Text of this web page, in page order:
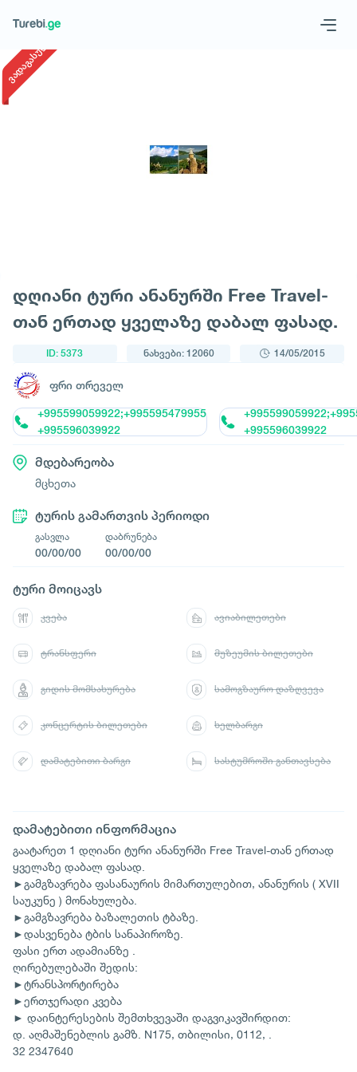
ვადაგასული
დღიანი ტური ანანურში Free Travel-
თან ერთად ყველაზე დაბალ ფასად.
ID: 5373 ნახვები: 12060 14/05/2015
ფრი თრეველ
+995599059922;+995595479955
+995596039922
+995596039922
მდებარეობა
მცხეთა
ტურის გამართვის პერიოდი
გასვლა
00/00/00
დაბრუნება
00/00/00
დამატებითი ინფორმაცია
გაატარეთ 1 დღიანი ტური ანანურში Free Travel-თან ერთად
ყველაზე დაბალ ფასად.
►გამგზავრება ფასანაურის მიმართულებით, ანანურის ( XVII
საუკუნე ) მონახულება.
►გამგზავრება ბაზალეთის ტბაზე.
►დასვენება ტბის სანაპიროზე.
ფასი ერთ ადამიანზე .
ღირებულებაში შედის:
►ტრანსპორტირება
►ერთჯერადი კვება
► დაინტერესების შემთხვევაში დაგვიკავშირდით:
დ. აღმაშენებლის გამზ. N175, თბილისი, 0112, .
32 2347640
ტური მოიცავს
კვება ავიაბილეთები
ტრანსფერი მუზეუმის ბილეთები
გიდის მომსახურება სამოგზაურო დაზღვევა
კონცერტის ბილეთები ხელბარგი
დამატებითი ბარგი სასტუმროში განთავსება